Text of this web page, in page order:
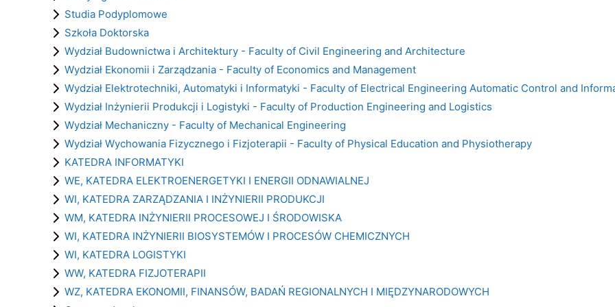
Studia Podyplomowe
Szkoła Doktorska
Wydział Budownictwa i Architektury - Faculty of Civil Engineering and Architecture
Wydział Ekonomii i Zarządzania - Faculty of Economics and Management
Wydział Elektrotechniki, Automatyki i Informatyki - Faculty of Electrical Engineering Automatic Control and
Wydział Inżynierii Produkcji i Logistyki - Faculty of Production Engineering and Logistics
Wydział Mechaniczny - Faculty of Mechanical Engineering
Wydział Wychowania Fizycznego i Fizjoterapii - Faculty of Physical Education and Physiotherapy
KATEDRA INFORMATYKI
WE, KATEDRA ELEKTROENERGETYKI I ENERGII ODNAWIALNEJ
WI, KATEDRA ZARZĄDZANIA I INŻYNIERII PRODUKCJI
WM, KATEDRA INŻYNIERII PROCESOWEJ I ŚRODOWISKA
WI, KATEDRA INŻYNIERII BIOSYSTEMÓW I PROCESÓW CHEMICZNYCH
WI, KATEDRA LOGISTYKI
WW, KATEDRA FIZJOTERAPII
WZ, KATEDRA EKONOMII, FINANSÓW, BADAŃ REGIONALNYCH I MIĘDZYNARODOWYCH